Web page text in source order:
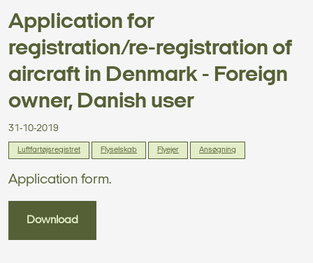
Application for
registration/re-registration of
aircraft in Denmark - Foreign
owner, Danish user
31-10-2019
Luftfartøjsregistret Flyselskab Flyejer Ansøgning
Application form.
Download